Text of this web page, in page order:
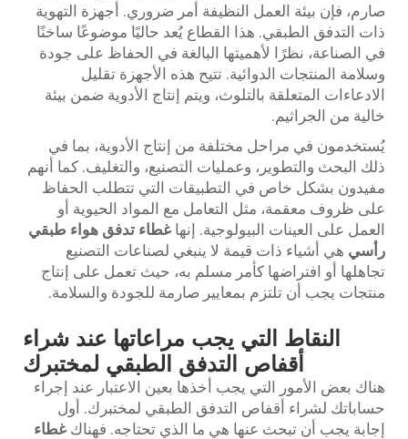
صارم، فإن بيئة العمل النظيفة أمر ضروري. أجهزة التهوية
ذات التدفق الطبقي. هذا القطاع يُعد حاليًا موضوعًا ساخنًا
في الصناعة، نظرًا لأهميتها البالغة في الحفاظ على جودة
وسلامة المنتجات الدوائية. تتيح هذه الأجهزة تقليل
الادعاءات المتعلقة بالتلوث، ويتم إنتاج الأدوية ضمن بيئة
خالية من الجراثيم.
يُستخدمون في مراحل مختلفة من إنتاج الأدوية، بما في
ذلك البحث والتطوير، وعمليات التصنيع، والتغليف. كما أنهم
مفيدون بشكل خاص في التطبيقات التي تتطلب الحفاظ
على ظروف معقمة، مثل التعامل مع المواد الحيوية أو
العمل على العينات البيولوجية. إنها غطاء تدفق هواء طبقي
رأسي هي أشياء ذات قيمة لا ينبغي لصناعات التصنيع
تجاهلها أو افتراضها كأمر مسلم به، حيث تعمل على إنتاج
منتجات يجب أن تلتزم بمعايير صارمة للجودة والسلامة.
النقاط التي يجب مراعاتها عند شراء
أقفاص التدفق الطبقي لمختبرك
هناك بعض الأمور التي يجب أخذها بعين الاعتبار عند إجراء
حساباتك لشراء أقفاص التدفق الطبقي لمختبرك. أول
إجابة يجب أن تبحث عنها هي ما الذي تحتاجه. فهناك غطاء